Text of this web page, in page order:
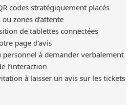
codes stratégiquement placés
zones d’attente
de tablettes connectées
page d’avis
à demander verbalement
l’interaction
à laisser un avis sur les tickets